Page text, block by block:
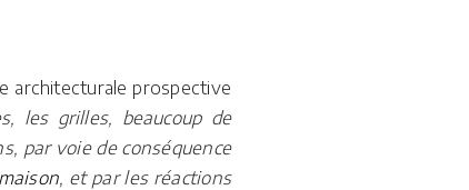
architecturale prospective
les grilles, beaucoup de
par voie de conséquence
, et par les réactions